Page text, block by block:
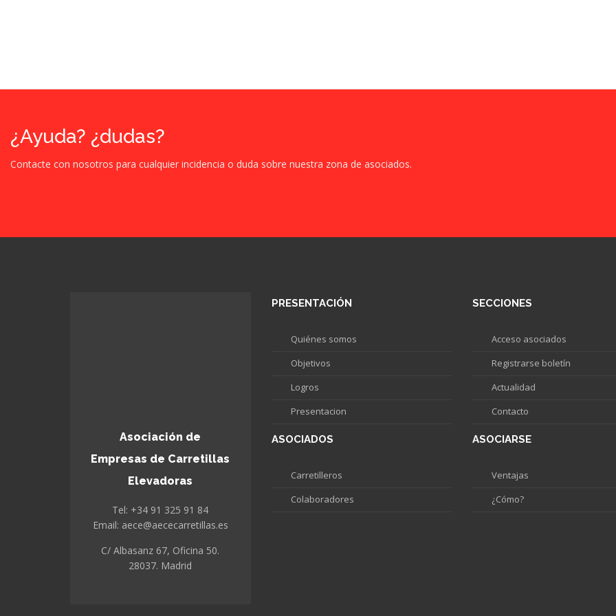
¿Ayuda? ¿dudas?
Contacte con nosotros para cualquier incidencia o duda sobre nuestra zona de asociados.
Asociación de
Empresas de Carretillas
Elevadoras
Tel: +34 91 325 91 84
Email: aece@aececarretillas.es
C/ Albasanz 67, Oficina 50.
28037. Madrid
PRESENTACIÓN
Quiénes somos
Objetivos
Logros
Presentacion
ASOCIADOS
Carretilleros
Colaboradores
SECCIONES
Acceso asociados
Registrarse boletín
Actualidad
Contacto
ASOCIARSE
Ventajas
¿Cómo?